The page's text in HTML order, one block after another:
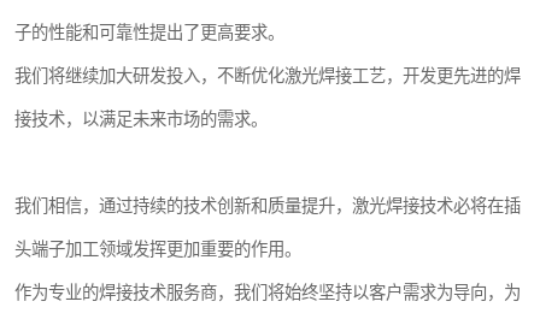
子的性能和可靠性提出了更高要求。
我们将继续加大研发投入，不断优化激光焊接工艺，开发更先进的焊
接技术，以满足未来市场的需求。
我们相信，通过持续的技术创新和质量提升，激光焊接技术必将在插
头端子加工领域发挥更加重要的作用。
作为专业的焊接技术服务商，我们将始终坚持以客户需求为导向，为